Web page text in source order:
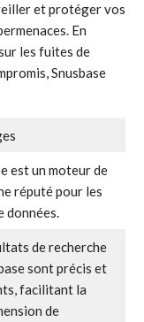
et protéger vos
En
les fuites de
Snusbase
est un moteur de
réputé pour les
données.
de recherche
sont précis et
facilitant la
de